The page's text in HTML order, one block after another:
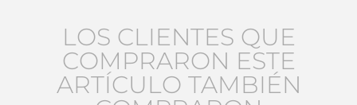
LOS CLIENTES QUE
COMPRARON ESTE
ARTÍCULO TAMBIÉN